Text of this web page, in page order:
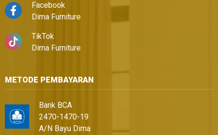
Facebook
Dima Furniture
TikTok
Dima Furniture
METODE PEMBAYARAN
Bank BCA
2470-1470-19
A/N Bayu Dima